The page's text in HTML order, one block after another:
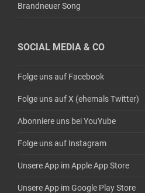
Brandneuer Song
SOCIAL MEDIA & CO
Folge uns auf Facebook
Folge uns auf X (ehemals Twitter)
Abonniere uns bei YouYube
Folge uns auf Instagram
Unsere App im Apple App Store
Unsere App im Google Play Store